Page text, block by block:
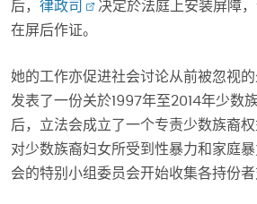
后， 律政司
决定於法庭上安装屏障
在屏后作证。
她的工作亦促进社会讨论从前被忽视
发表了一份关於1997年至2014年少数
后，立法会成立了一个专责少数族裔
对少数族裔妇女所受到性暴力和家庭
会的特别小组委员会开始收集各持份者